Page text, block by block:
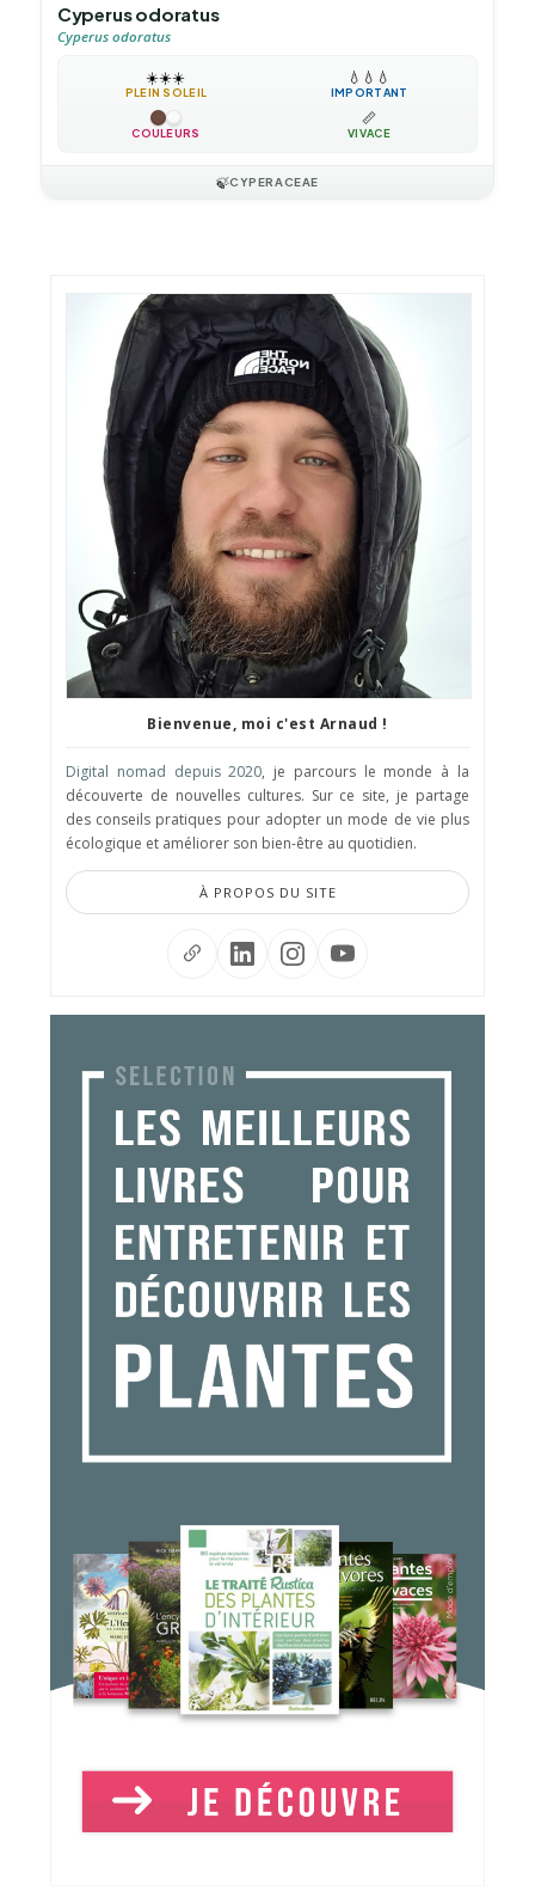
Cyperus odoratus
Cyperus odoratus
☀️☀️☀️
PLEIN SOLEIL
💧 💧 💧
IMPORTANT
COULEURS
📏
VIVACE
🍃CYPERACEAE
Bienvenue, moi c'est Arnaud !
Digital nomad depuis 2020, je parcours le monde à la
découverte de nouvelles cultures. Sur ce site, je partage
des conseils pratiques pour adopter un mode de vie plus
écologique et améliorer son bien-être au quotidien.
À PROPOS DU SITE